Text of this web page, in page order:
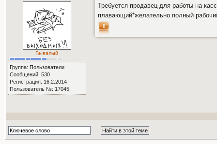
Бывалый
Группа: Пользователи
Сообщений: 530
Регистрация: 16.2.2014
Пользователь №: 17045
Требуется продавец для работы на
плавающий*желательно полный